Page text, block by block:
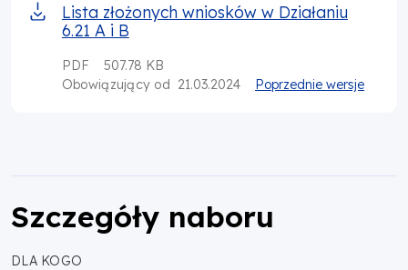
Lista złożonych wniosków w Działaniu
6.21 A i B
PDF
507.78 KB
Obowiązujący od 21.03.2024 Poprzednie wersje
Szczegóły naboru
DLA KOGO